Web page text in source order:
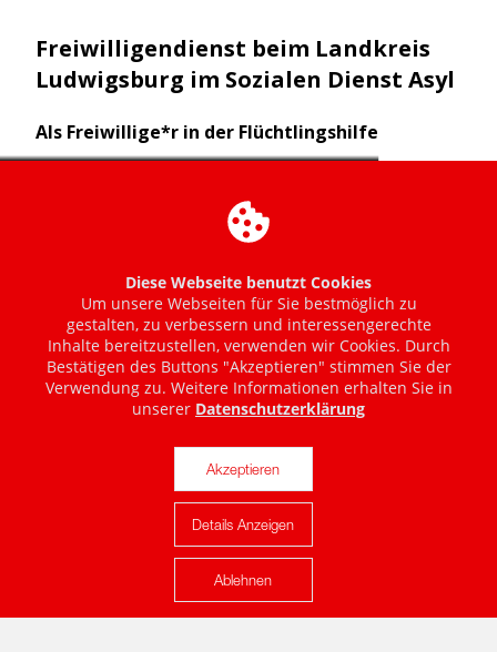
Karte anzeigen
Diese Webseite benutzt Cookies
Um unsere Webseiten für Sie bestmöglich zu
gestalten, zu verbessern und interessengerechte
Inhalte bereitzustellen, verwenden wir Cookies. Durch
Bestätigen des Buttons "Akzeptieren" stimmen Sie der
Verwendung zu. Weitere Informationen erhalten Sie in
unserer Datenschutzerklärung
Akzeptieren
Details Anzeigen
Ablehnen